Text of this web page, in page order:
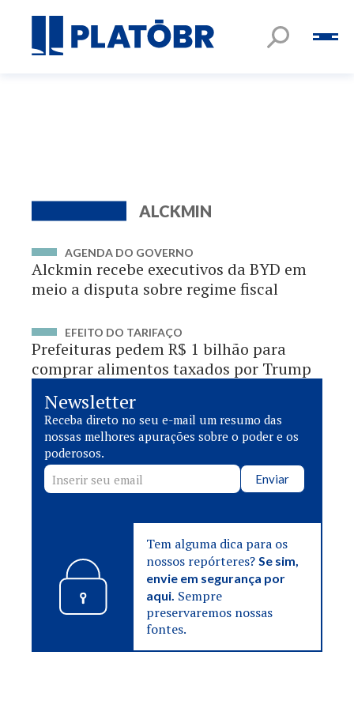
ALCKMIN
AGENDA DO GOVERNO
Alckmin recebe executivos da BYD em
meio a disputa sobre regime fiscal
EFEITO DO TARIFAÇO
Prefeituras pedem R$ 1 bilhão para
comprar alimentos taxados por Trump
Newsletter
Receba direto no seu e-mail um resumo das
nossas melhores apurações sobre o poder e os
poderosos.
Enviar
Tem alguma dica para os
nossos repórteres?Se sim,
envie em segurança por
aqui. Sempre
preservaremos nossas
fontes.